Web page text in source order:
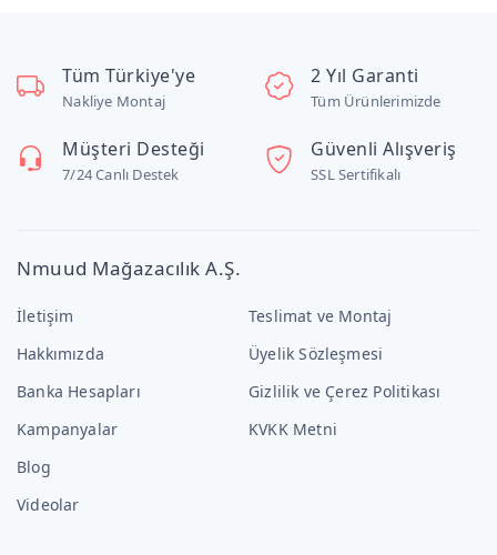
Tüm Türkiye'ye
Nakliye Montaj
2 Yıl Garanti
Tüm Ürünlerimizde
Müşteri Desteği
7/24 Canlı Destek
Güvenli Alışveriş
SSL Sertifikalı
Nmuud Mağazacılık A.Ş.
İletişim
Hakkımızda
Banka Hesapları
Kampanyalar
Blog
Videolar
Teslimat ve Montaj
Üyelik Sözleşmesi
Gizlilik ve Çerez Politikası
KVKK Metni